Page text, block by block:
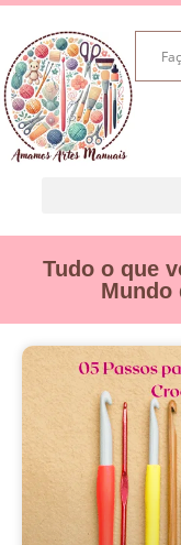
Tudo o que
Mundo